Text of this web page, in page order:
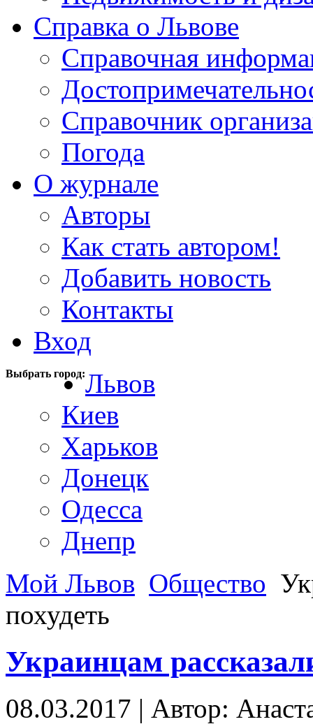
Справка о Львове
Справочная
Справочник
Погода
О журнале
Авторы
Как стать автором!
Добавить новость
Контакты
Вход
Выбрать город:Львов
Киев
Харьков
Донецк
Одесса
Днепр
Мой Львов Общество
похудеть
Украинцам
08.03.2017 | Автор: